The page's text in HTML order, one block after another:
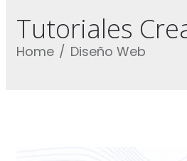
Tutoriales
Home Diseño Web